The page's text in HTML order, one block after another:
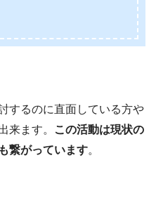
するのに直面している方や
来ます。
この活動は現状の
繋がっています。